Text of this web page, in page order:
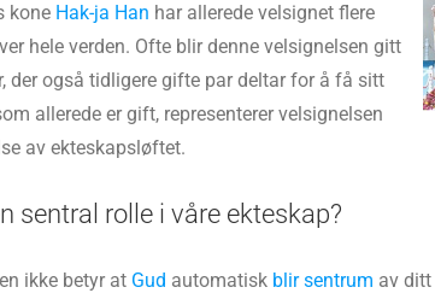
kone Hak-ja Han har allerede velsignet flere
hele verden. Ofte blir denne velsignelsen gitt
der også tidligere gifte par deltar for å få sitt
allerede er gift, representerer velsignelsen
av ekteskapsløftet.
sentral rolle i våre ekteskap?
ikke betyr at Gud automatisk blir sentrum av